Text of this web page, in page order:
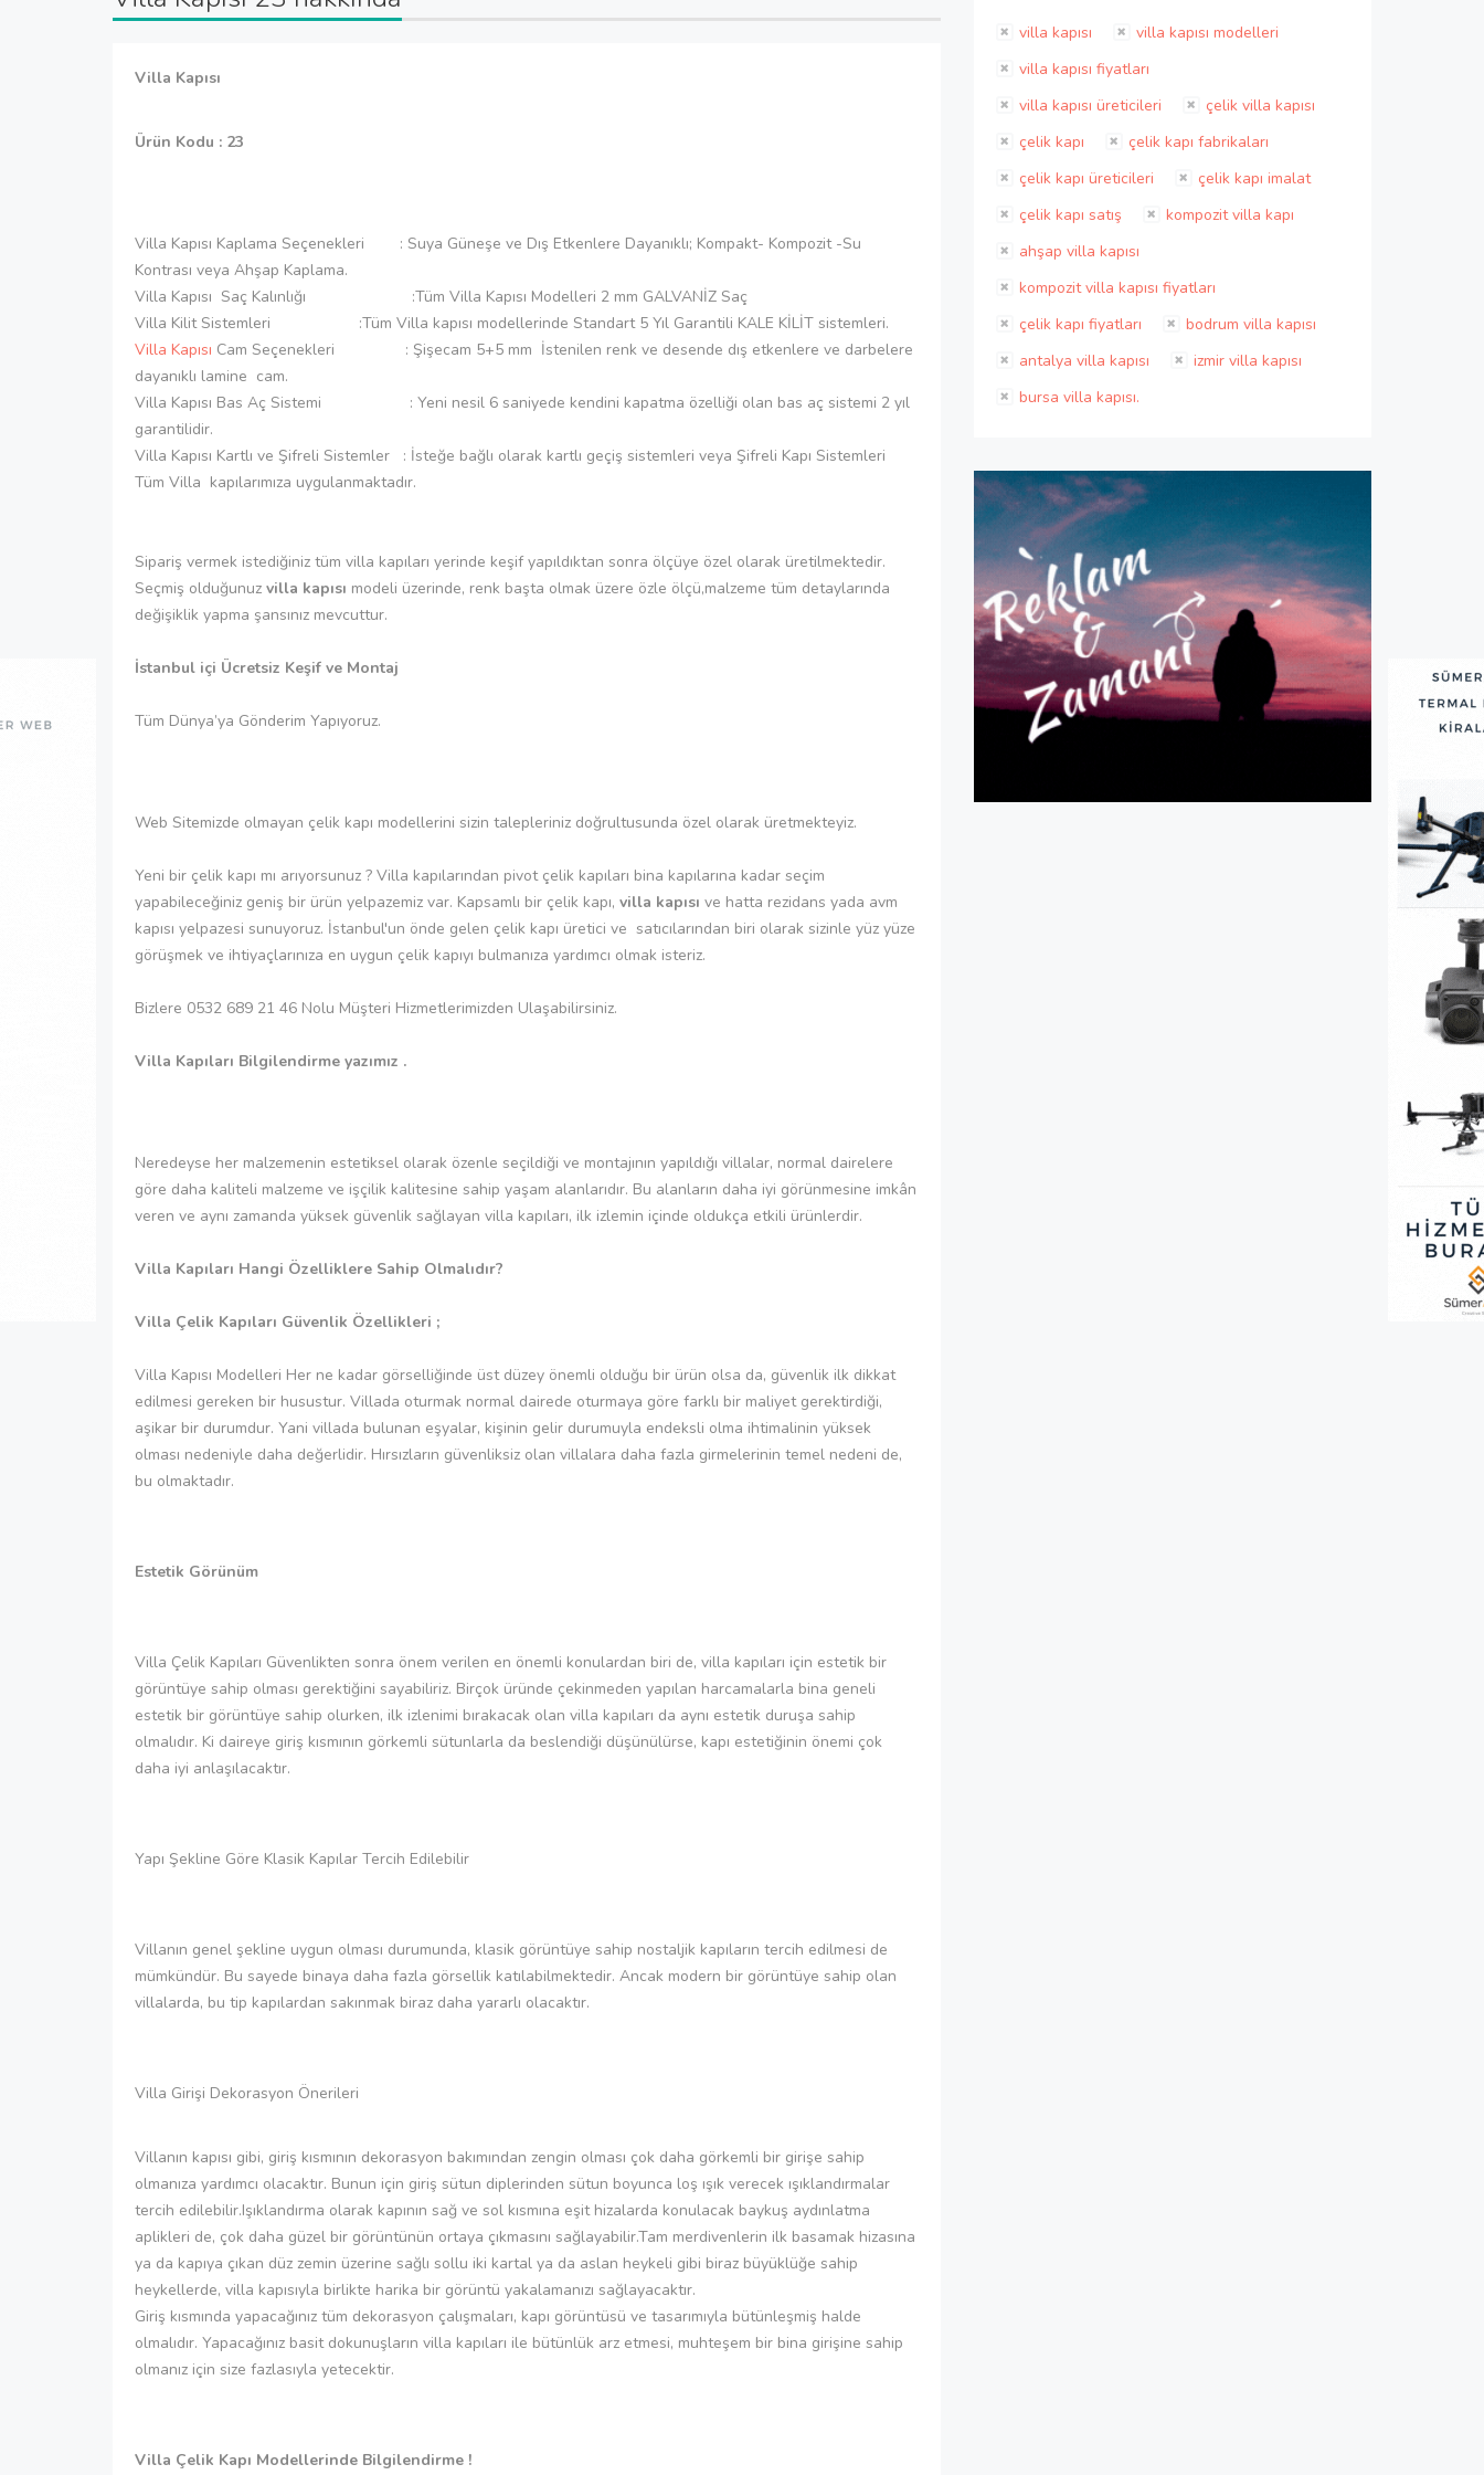
Villa Kapısı
Ürün Kodu : 23
Villa Kapısı Kaplama Seçenekleri : Suya Güneşe ve Dış Etkenlere Dayanıklı; Kompakt- Kompozit -Su
Kontrası veya Ahşap Kaplama.
Villa Kapısı Saç Kalınlığı :Tüm Villa Kapısı Modelleri 2 mm GALVANİZ Saç
Villa Kilit Sistemleri :Tüm Villa kapısı modellerinde Standart 5 Yıl Garantili KALE KİLİT sistemleri.
Villa Kapısı Cam Seçenekleri : Şişecam 5+5 mm İstenilen renk ve desende dış etkenlere ve darbelere
dayanıklı lamine cam.
Villa Kapısı Bas Aç Sistemi : Yeni nesil 6 saniyede kendini kapatma özelliği olan bas aç sistemi 2 yıl
garantilidir.
Villa Kapısı Kartlı ve Şifreli Sistemler : İsteğe bağlı olarak kartlı geçiş sistemleri veya Şifreli Kapı Sistemleri
Tüm Villa kapılarımıza uygulanmaktadır.
Sipariş vermek istediğiniz tüm villa kapıları yerinde keşif yapıldıktan sonra ölçüye özel olarak üretilmektedir.
Seçmiş olduğunuz villa kapısı modeli üzerinde, renk başta olmak üzere özle ölçü,malzeme tüm detaylarında
değişiklik yapma şansınız mevcuttur.
İstanbul içi Ücretsiz Keşif ve Montaj
Tüm Dünya’ya Gönderim Yapıyoruz.
Web Sitemizde olmayan çelik kapı modellerini sizin talepleriniz doğrultusunda özel olarak üretmekteyiz.
Yeni bir çelik kapı mı arıyorsunuz ? Villa kapılarından pivot çelik kapıları bina kapılarına kadar seçim
yapabileceğiniz geniş bir ürün yelpazemiz var. Kapsamlı bir çelik kapı, villa kapısı ve hatta rezidans yada avm
kapısı yelpazesi sunuyoruz. İstanbul'un önde gelen çelik kapı üretici ve satıcılarından biri olarak sizinle yüz yüze
görüşmek ve ihtiyaçlarınıza en uygun çelik kapıyı bulmanıza yardımcı olmak isteriz.
Bizlere 0532 689 21 46 Nolu Müşteri Hizmetlerimizden Ulaşabilirsiniz.
Villa Kapıları Bilgilendirme yazımız .
Neredeyse her malzemenin estetiksel olarak özenle seçildiği ve montajının yapıldığı villalar, normal dairelere
göre daha kaliteli malzeme ve işçilik kalitesine sahip yaşam alanlarıdır. Bu alanların daha iyi görünmesine imkân
veren ve aynı zamanda yüksek güvenlik sağlayan villa kapıları, ilk izlemin içinde oldukça etkili ürünlerdir.
Villa Kapıları Hangi Özelliklere Sahip Olmalıdır?
Villa Çelik Kapıları Güvenlik Özellikleri ;
Villa Kapısı Modelleri Her ne kadar görselliğinde üst düzey önemli olduğu bir ürün olsa da, güvenlik ilk dikkat
edilmesi gereken bir husustur. Villada oturmak normal dairede oturmaya göre farklı bir maliyet gerektirdiği,
aşikar bir durumdur. Yani villada bulunan eşyalar, kişinin gelir durumuyla endeksli olma ihtimalinin yüksek
olması nedeniyle daha değerlidir. Hırsızların güvenliksiz olan villalara daha fazla girmelerinin temel nedeni de,
bu olmaktadır.
Estetik Görünüm
Villa Çelik Kapıları Güvenlikten sonra önem verilen en önemli konulardan biri de, villa kapıları için estetik bir
görüntüye sahip olması gerektiğini sayabiliriz. Birçok üründe çekinmeden yapılan harcamalarla bina geneli
estetik bir görüntüye sahip olurken, ilk izlenimi bırakacak olan villa kapıları da aynı estetik duruşa sahip
olmalıdır. Ki daireye giriş kısmının görkemli sütunlarla da beslendiği düşünülürse, kapı estetiğinin önemi çok
daha iyi anlaşılacaktır.
Yapı Şekline Göre Klasik Kapılar Tercih Edilebilir
Villanın genel şekline uygun olması durumunda, klasik görüntüye sahip nostaljik kapıların tercih edilmesi de
mümkündür. Bu sayede binaya daha fazla görsellik katılabilmektedir. Ancak modern bir görüntüye sahip olan
villalarda, bu tip kapılardan sakınmak biraz daha yararlı olacaktır.
Villa Girişi Dekorasyon Önerileri
Villanın kapısı gibi, giriş kısmının dekorasyon bakımından zengin olması çok daha görkemli bir girişe sahip
olmanıza yardımcı olacaktır. Bunun için giriş sütun diplerinden sütun boyunca loş ışık verecek ışıklandırmalar
tercih edilebilir.Işıklandırma olarak kapının sağ ve sol kısmına eşit hizalarda konulacak baykuş aydınlatma
aplikleri de, çok daha güzel bir görüntünün ortaya çıkmasını sağlayabilir.Tam merdivenlerin ilk basamak hizasına
ya da kapıya çıkan düz zemin üzerine sağlı sollu iki kartal ya da aslan heykeli gibi biraz büyüklüğe sahip
heykellerde, villa kapısıyla birlikte harika bir görüntü yakalamanızı sağlayacaktır.
Giriş kısmında yapacağınız tüm dekorasyon çalışmaları, kapı görüntüsü ve tasarımıyla bütünleşmiş halde
olmalıdır. Yapacağınız basit dokunuşların villa kapıları ile bütünlük arz etmesi, muhteşem bir bina girişine sahip
olmanız için size fazlasıyla yetecektir.
Villa Çelik Kapı Modellerinde Bilgilendirme !
villa kapısı
villa kapısı modelleri
villa kapısı fiyatları
villa kapısı üreticileri
çelik villa kapısı
çelik kapı
çelik kapı fabrikaları
çelik kapı üreticileri
çelik kapı imalat
çelik kapı satış
kompozit villa kapı
ahşap villa kapısı
kompozit villa kapısı fiyatları
çelik kapı fiyatları
bodrum villa kapısı
antalya villa kapısı
izmir villa kapısı
bursa villa kapısı.